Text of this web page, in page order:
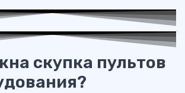
скупка пультов